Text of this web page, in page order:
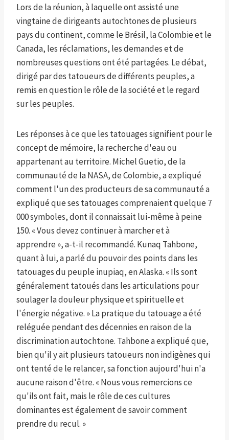
Lors de la réunion, à laquelle ont assisté une
vingtaine de dirigeants autochtones de plusieurs
pays du continent, comme le Brésil, la Colombie et le
Canada, les réclamations, les demandes et de
nombreuses questions ont été partagées. Le débat,
dirigé par des tatoueurs de différents peuples, a
remis en question le rôle de la société et le regard
sur les peuples.
Les réponses à ce que les tatouages ​​signifient pour le
concept de mémoire, la recherche d'eau ou
appartenant au territoire. Michel Guetio, de la
communauté de la NASA, de Colombie, a expliqué
comment l'un des producteurs de sa communauté a
expliqué que ses tatouages ​​comprenaient quelque 7
000 symboles, dont il connaissait lui-même à peine
150. « Vous devez continuer à marcher et à
apprendre », a-t-il recommandé. Kunaq Tahbone,
quant à lui, a parlé du pouvoir des points dans les
tatouages ​​du peuple inupiaq, en Alaska. « Ils sont
généralement tatoués dans les articulations pour
soulager la douleur physique et spirituelle et
l'énergie négative. » La pratique du tatouage a été
reléguée pendant des décennies en raison de la
discrimination autochtone. Tahbone a expliqué que,
bien qu'il y ait plusieurs tatoueurs non indigènes qui
ont tenté de le relancer, sa fonction aujourd'hui n'a
aucune raison d'être. « Nous vous remercions ce
qu'ils ont fait, mais le rôle de ces cultures
dominantes est également de savoir comment
prendre du recul. »